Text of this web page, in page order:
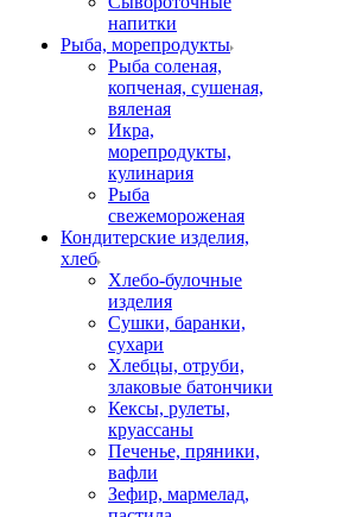
напитки
Рыба, морепродукты
Рыба соленая,
копченая, сушеная,
вяленая
Икра,
морепродукты,
кулинария
Рыба
свежемороженая
Кондитерские изделия,
хлеб
Хлебо-булочные
изделия
Сушки, баранки,
сухари
Хлебцы, отруби,
злаковые батончики
Кексы, рулеты,
круассаны
Печенье, пряники,
вафли
Зефир, мармелад,